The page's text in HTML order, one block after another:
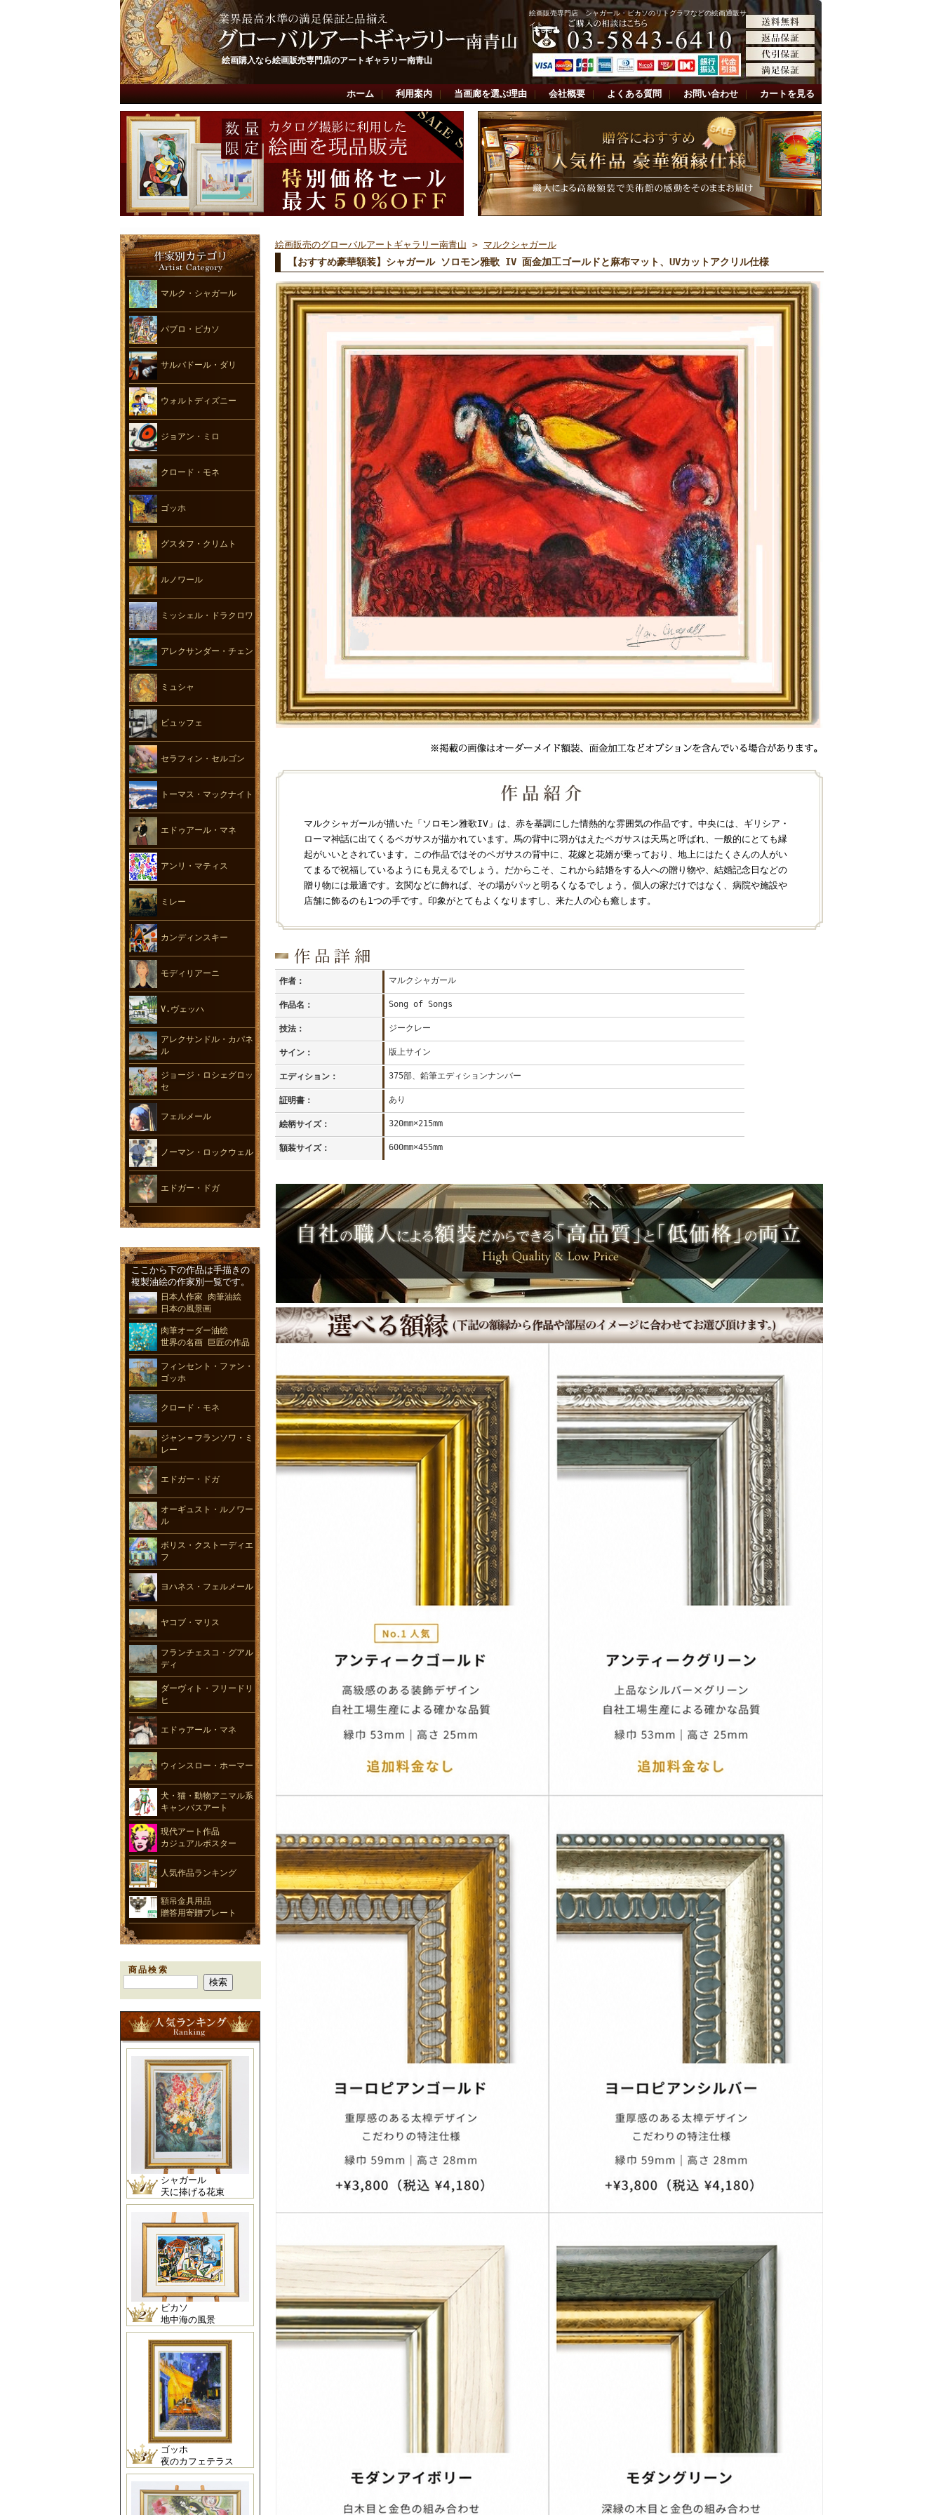
絵画購入なら絵画販売専門店のアートギャラリー南青山
絵画販売専門店 シャガール・ピカソのリトグラフなどの絵画通販サ
イト
ホーム 利用案内 当画廊を選ぶ理由 会社概要 よくある質問 お問い合わせ カートを見る
マルク・シャガール
パブロ・ピカソ
サルバドール・ダリ
ウォルトディズニー
ジョアン・ミロ
クロード・モネ
ゴッホ
グスタフ・クリムト
ルノワール
ミッシェル・ドラクロワ
アレクサンダー・チェン
ミュシャ
ビュッフェ
セラフィン・セルゴン
トーマス・マックナイト
エドゥアール・マネ
アンリ・マティス
ミレー
カンディンスキー
モディリアーニ
V.ヴェッハ
アレクサンドル・カパネ
ル
ジョージ・ロシェグロッ
セ
フェルメール
ノーマン・ロックウェル
エドガー・ドガ
ここから下の作品は手描きの
複製油絵の作家別一覧です。
日本人作家 肉筆油絵
日本の風景画
肉筆オーダー油絵
世界の名画 巨匠の作品
フィンセント・ファン・
ゴッホ
クロード・モネ
ジャン＝フランソワ・ミ
レー
エドガー・ドガ
オーギュスト・ルノワー
ル
ボリス・クストーディエ
フ
ヨハネス・フェルメール
ヤコブ・マリス
フランチェスコ・グアル
ディ
ダーヴィト・フリードリ
ヒ
エドゥアール・マネ
ウィンスロー・ホーマー
犬・猫・動物アニマル系
キャンバスアート
現代アート作品
カジュアルポスター
人気作品ランキング
額吊金具用品
贈答用寄贈プレート
商品検索
シャガール
天に捧げる花束
ピカソ
地中海の風景
ゴッホ
夜のカフェテラス
絵画販売のグローバルアートギャラリー南青山 > マルクシャガール
【おすすめ豪華額装】シャガール ソロモン雅歌 IV 面金加工ゴールドと麻布マット、UVカットアクリル仕様
マルクシャガールが描いた「ソロモン雅歌IV」は、赤を基調にした情熱的な雰囲気の作品です。中央には、ギリシア・
ローマ神話に出てくるペガサスが描かれています。馬の背中に羽がはえたペガサスは天馬と呼ばれ、一般的にとても縁
起がいいとされています。この作品ではそのペガサスの背中に、花嫁と花婿が乗っており、地上にはたくさんの人がい
てまるで祝福しているようにも見えるでしょう。だからこそ、これから結婚をする人への贈り物や、結婚記念日などの
贈り物には最適です。玄関などに飾れば、その場がパッと明るくなるでしょう。個人の家だけではなく、病院や施設や
店舗に飾るのも1つの手です。印象がとてもよくなりますし、来た人の心も癒します。
作者： マルクシャガール
作品名： Song of Songs
技法： ジークレー
サイン： 版上サイン
エディション： 375部、鉛筆エディションナンバー
証明書： あり
絵柄サイズ： 320mm×215mm
額装サイズ： 600mm×455mm